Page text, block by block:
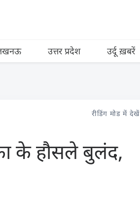
उत्तर प्रदेश उर्दू ख़बरें
रीडिंग मोड में देखें
के हौसले बुलंद,